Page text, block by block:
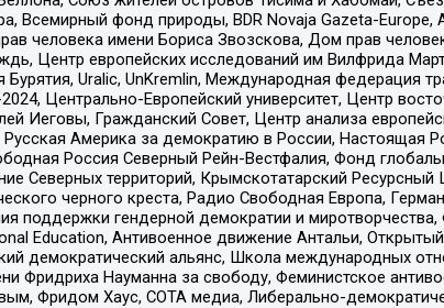
Всемирный фонд природы, BDR Novaja Gazeta-
человека имени Бориса Звозскова, Дом прав
Центр европейских исследований им Вилфрида
Uralic, UnKremlin, Международная федерация
Центрально-Европейский университет, Центр
Иеговы, Гражданский Совет, Центр анализа
Америка за демократию в России, Настоящая
Россия Северный Рейн-Вестфалия, Фонд
Северных территорий, Крымскотатарский
черного креста, Радио Свободная Европа,
поддержки гендерной демократии и
Education, Антивоенное движение Антальи,
демократический альянс, Школа международных
Фридриха Науманна за свободу, Феминистское
Фридом Хаус, СОТА медиа, Либерально-